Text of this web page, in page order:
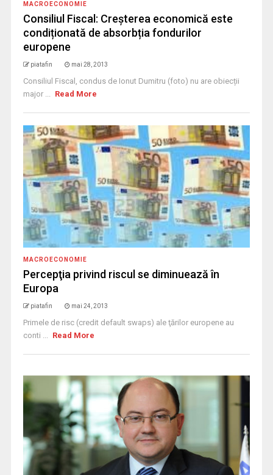
MACROECONOMIE
Consiliul Fiscal: Creșterea economică este
condiționată de absorbția fondurilor
europene
piatafin mai 28, 2013
Consiliul Fiscal, condus de Ionut Dumitru (foto) nu are obiecții
major ... Read More
MACROECONOMIE
Percepţia privind riscul se diminuează în
Europa
piatafin mai 24, 2013
Primele de risc (credit default swaps) ale ţărilor europene au
conti ... Read More